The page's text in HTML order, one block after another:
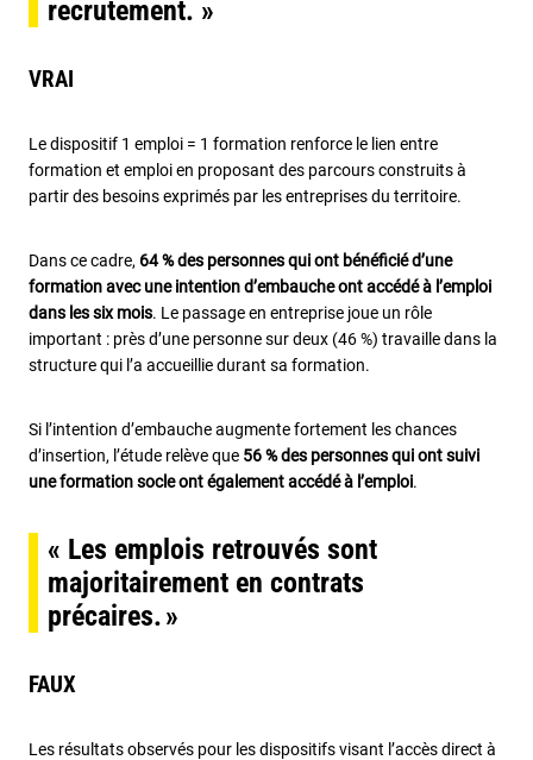
recrutement. »
VRAI
Le dispositif 1 emploi = 1 formation renforce le lien entre
formation et emploi en proposant des parcours construits à
partir des besoins exprimés par les entreprises du territoire.
Dans ce cadre, 64 % des personnes qui ont bénéficié d’une
formation avec une intention d’embauche ont accédé à l’emploi
dans les six mois. Le passage en entreprise joue un rôle
important : près d’une personne sur deux (46 %) travaille dans la
structure qui l’a accueillie durant sa formation.
Si l’intention d’embauche augmente fortement les chances
d’insertion, l’étude relève que 56 % des personnes qui ont suivi
une formation socle ont également accédé à l’emploi.
« Les emplois retrouvés sont
majoritairement en contrats
précaires. »
FAUX
Les résultats observés pour les dispositifs visant l’accès direct à